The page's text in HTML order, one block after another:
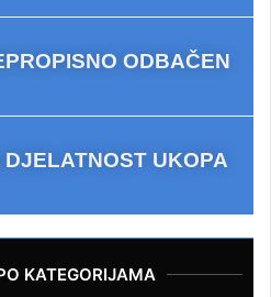
ODBAČEN
UKOPA
KATEGORIJAMA